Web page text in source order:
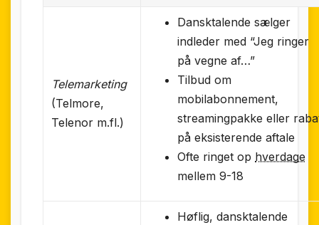
Telemarketing
(Telmore,
Telenor m.fl.)
Dansktalende sælger
indleder med “Jeg ringer
på vegne af…”
Tilbud om
mobilabonnement,
streamingpakke eller
på eksisterende aftale
Ofte ringet op hverdage
mellem 9-18
Høflig, dansktalende